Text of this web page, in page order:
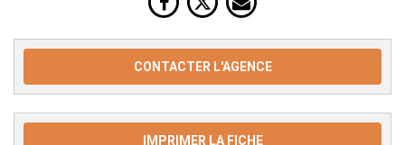
CONTACTER L'AGENCE
IMPRIMER LA FICHE